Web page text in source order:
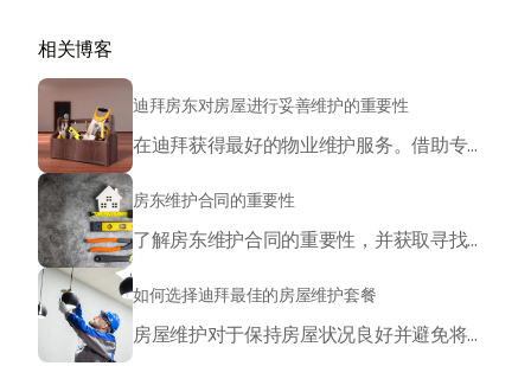
相关博客
迪拜房东对房屋进行妥善维护的重要性
在迪拜获得最好的物业维护服务。借助专业的物业管理，提高房产的价值。立即联系我们获取更多信息。
房东维护合同的重要性
了解房东维护合同的重要性，并获取寻找可靠承包商的实用建议。BSO 助您在迪拜轻松管理物业。
如何选择迪拜最佳的房屋维护套餐
房屋维护对于保持房屋状况良好并避免将来进行昂贵的维修至关重要。